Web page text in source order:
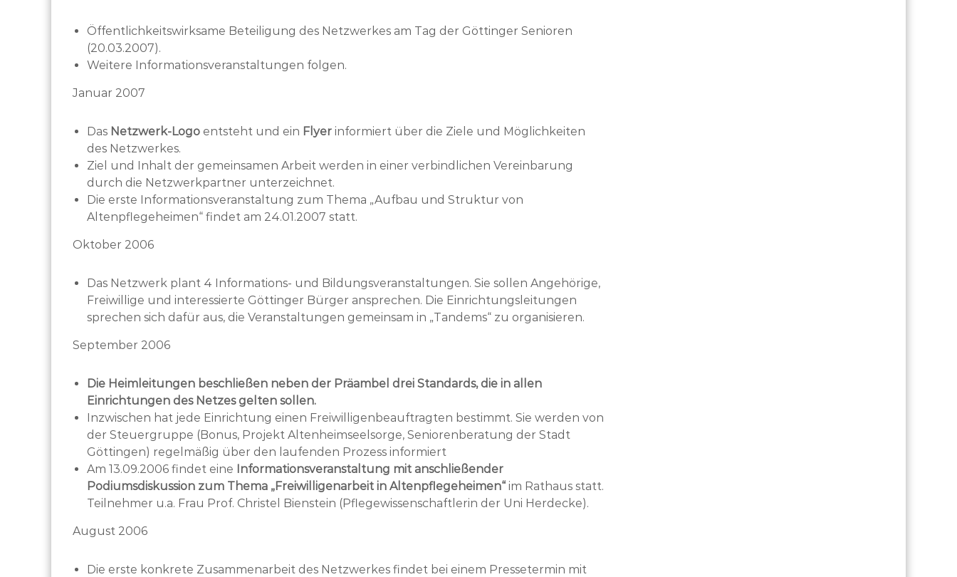
Öffentlichkeitswirksame Beteiligung des Netzwerkes am Tag der Göttinger Senioren
(20.03.2007).
Weitere Informationsveranstaltungen folgen.
Januar 2007
Das Netzwerk-Logo entsteht und ein Flyer informiert über die Ziele und Möglichkeiten
des Netzwerkes.
Ziel und Inhalt der gemeinsamen Arbeit werden in einer verbindlichen Vereinbarung
durch die Netzwerkpartner unterzeichnet.
Die erste Informationsveranstaltung zum Thema „Aufbau und Struktur von
Altenpflegeheimen“ findet am 24.01.2007 statt.
Oktober 2006
Das Netzwerk plant 4 Informations- und Bildungsveranstaltungen. Sie sollen Angehörige,
Freiwillige und interessierte Göttinger Bürger ansprechen. Die Einrichtungsleitungen
sprechen sich dafür aus, die Veranstaltungen gemeinsam in „Tandems“ zu organisieren.
September 2006
Die Heimleitungen beschließen neben der Präambel drei Standards, die in allen
Einrichtungen des Netzes gelten sollen.
Inzwischen hat jede Einrichtung einen Freiwilligenbeauftragten bestimmt. Sie werden von
der Steuergruppe (Bonus, Projekt Altenheimseelsorge, Seniorenberatung der Stadt
Göttingen) regelmäßig über den laufenden Prozess informiert
Am 13.09.2006 findet eine Informationsveranstaltung mit anschließender
Podiumsdiskussion zum Thema „Freiwilligenarbeit in Altenpflegeheimen“ im Rathaus statt.
Teilnehmer u.a. Frau Prof. Christel Bienstein (Pflegewissenschaftlerin der Uni Herdecke).
August 2006
Die erste konkrete Zusammenarbeit des Netzwerkes findet bei einem Pressetermin mit